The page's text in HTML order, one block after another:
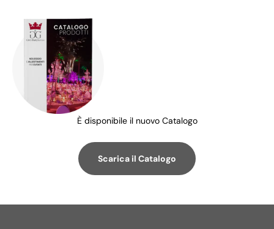
È disponibile il nuovo Catalogo
Scarica il Catalogo